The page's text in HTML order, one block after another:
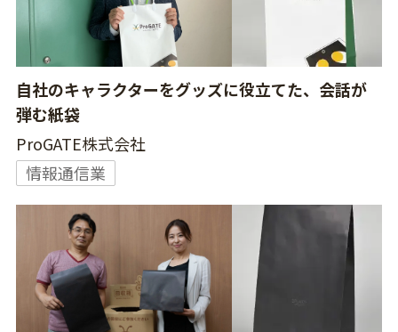
自社のキャラクターをグッズに役立てた、会話が
弾む紙袋
ProGATE株式会社
情報通信業